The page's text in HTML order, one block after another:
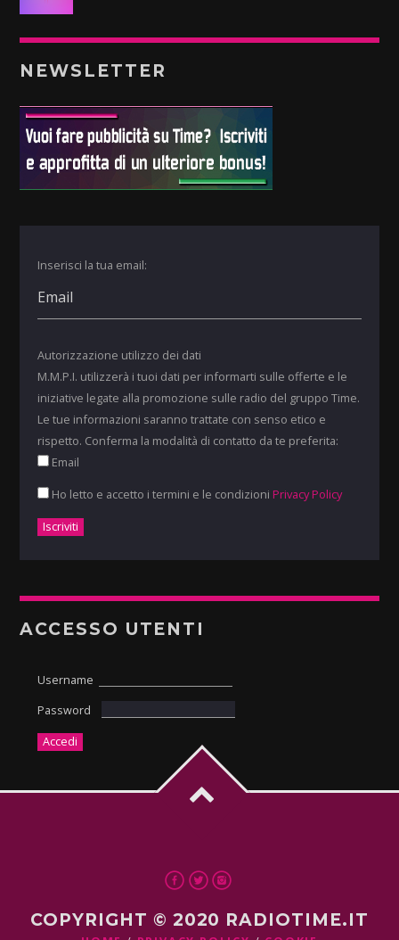
NEWSLETTER
Inserisci la tua email:
Autorizzazione utilizzo dei dati
M.M.P.I. utilizzerà i tuoi dati per informarti sulle offerte e le
iniziative legate alla promozione sulle radio del gruppo Time.
Le tue informazioni saranno trattate con senso etico e
rispetto. Conferma la modalità di contatto da te preferita:
Email
Ho letto e accetto i termini e le condizioni Privacy Policy
ACCESSO UTENTI
Username
Password
COPYRIGHT © 2020 RADIOTIME.IT